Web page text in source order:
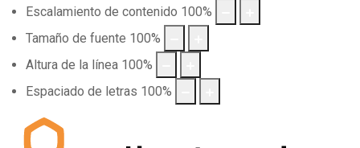
Escalamiento de contenido 100%
Tamaño de fuente 100%
Altura de la línea 100%
Espaciado de letras 100%